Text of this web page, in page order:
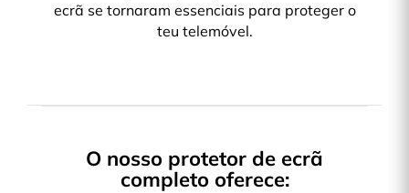
ecrã se tornaram essenciais para proteger o
teu telemóvel.
O nosso protetor de ecrã
completo oferece: